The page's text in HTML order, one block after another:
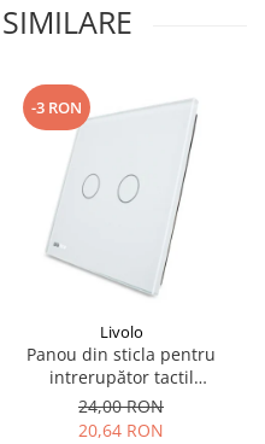
-3 RON
Livolo
Panou din sticla pentru
intrerupător tactil
dublu,Livolo
24,00 RON
20,64 RON